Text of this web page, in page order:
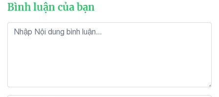
Bình luận của bạn